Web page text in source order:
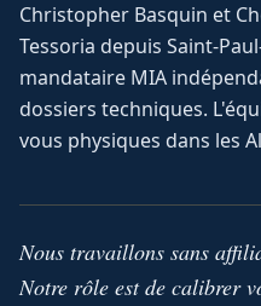
Christopher Basquin et
Tessoria depuis Saint-
mandataire MIA
dossiers techniques.
vous physiques dans les
Nous travaillons sans
Notre rôle est de calibrer